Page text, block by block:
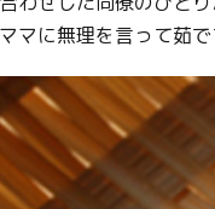
マに無理を言って茹で